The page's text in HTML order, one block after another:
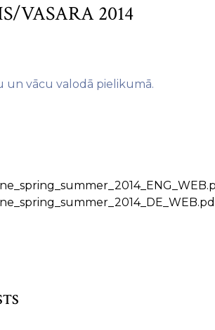
VASARA 2014
un vācu valodā pielikumā.